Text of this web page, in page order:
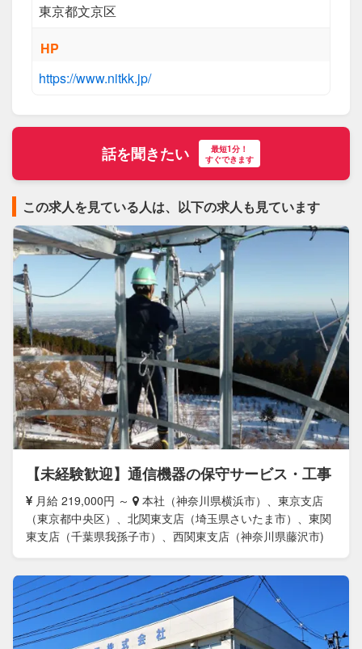
東京都文京区
HP
https://www.nitkk.jp/
話を聞きたい
最短1分！
すぐできます
この求人を見ている人は、以下の求人も見ています
【未経験歓迎】通信機器の保守サービス・工事
月給 219,000円 ～
本社（神奈川県横浜市）、東京支店
（東京都中央区）、北関東支店（埼玉県さいたま市）、東関
東支店（千葉県我孫子市）、西関東支店（神奈川県藤沢市)